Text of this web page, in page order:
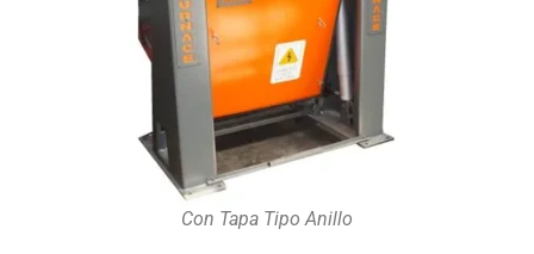
Con Tapa Tipo Anillo